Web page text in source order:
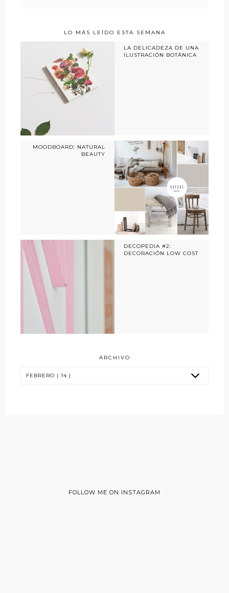
LO MÁS LEÍDO ESTA SEMANA
LA DELICADEZA DE UNA
ILUSTRACIÓN BOTÁNICA
MOODBOARD: NATURAL
BEAUTY
DECOPEDIA #2:
DECORACIÓN LOW COST
ARCHIVO
FOLLOW ME ON INSTAGRAM